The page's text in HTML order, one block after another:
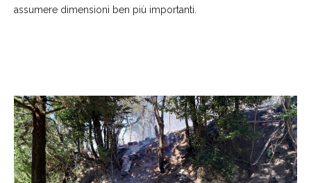
assumere dimensioni ben più importanti.